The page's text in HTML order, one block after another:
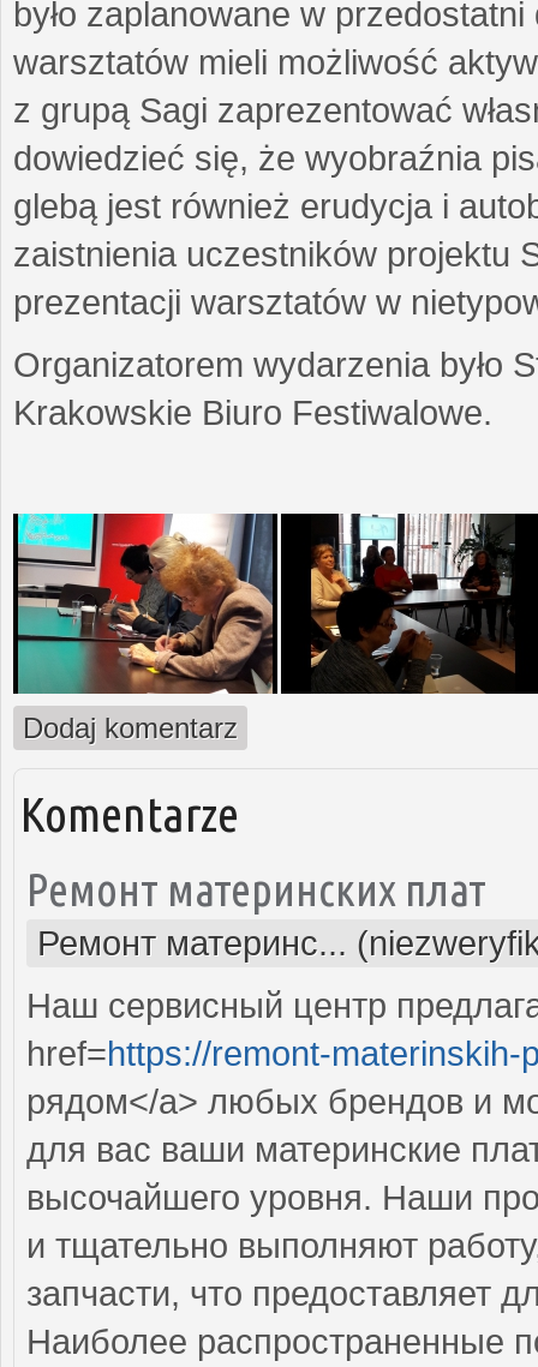
było zaplanowane w
warsztatów mieli możliwość
z grupą Sagi zaprezentować
dowiedzieć się, że wyobraźnia
glebą jest również erudycja i
zaistnienia uczestników projektu
prezentacji warsztatów w
Organizatorem wydarzenia było
Krakowskie Biuro Festiwalowe.
Dodaj komentarz
Komentarze
Ремонт материнских плат
Ремонт материнс...
Наш сервисный центр
href=https://remont-materinskih-
рядом</a> любых брендов и
для вас ваши материнские
высочайшего уровня. Наши
и тщательно выполняют
запчасти, что предоставляет
Наиболее распространенные